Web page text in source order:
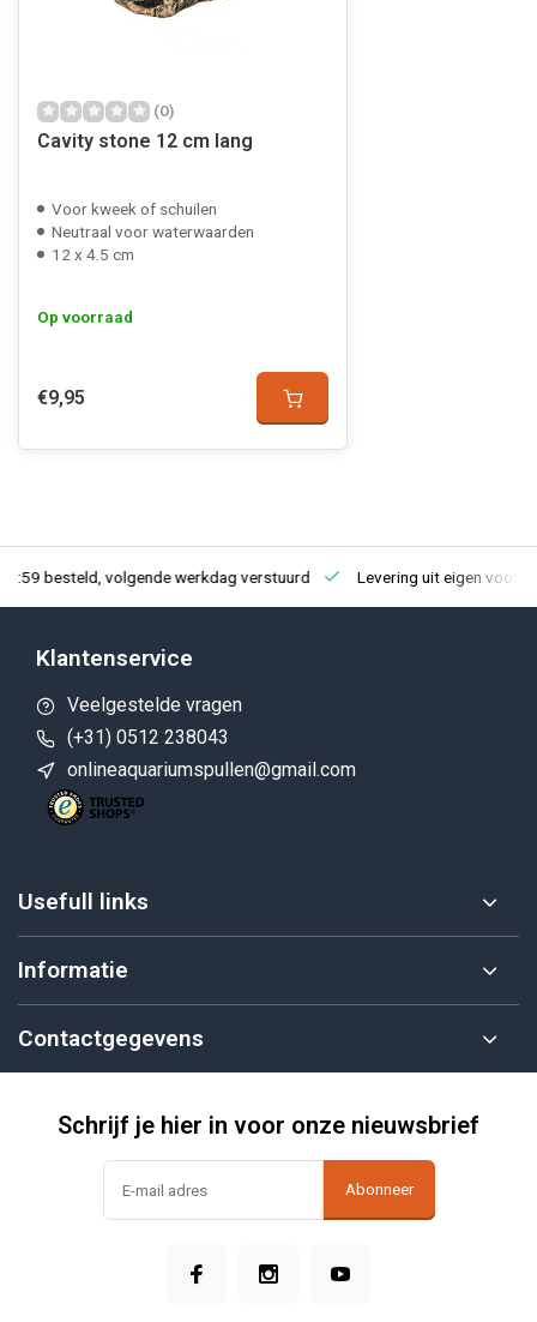
(0)
Cavity stone 12 cm lang
Voor kweek of schuilen
Neutraal voor waterwaarden
12 x 4.5 cm
Op voorraad
€9,95
besteld, volgende werkdag verstuurd Levering uit eigen
Klantenservice
Veelgestelde vragen
(+31) 0512 238043
onlineaquariumspullen@gmail.com
Usefull links
Informatie
Contactgegevens
Schrijf je hier in voor onze nieuwsbrief
Abonneer